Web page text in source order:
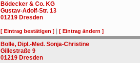
Bödecker & Co. KG
Gustav-Adolf-Str. 13
01219 Dresden
[ Eintrag bestätigen ] |[ Eintrag ändern ]
Bolle, Dipl.-Med. Sonja-Christine
Gillestraße 9
01219 Dresden